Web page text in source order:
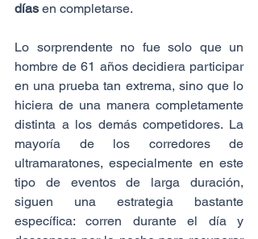
días en completarse.
Lo sorprendente no fue solo que un
hombre de 61 años decidiera participar
en una prueba tan extrema, sino que lo
hiciera de una manera completamente
distinta a los demás competidores. La
mayoría de los corredores de
ultramaratones, especialmente en este
tipo de eventos de larga duración,
siguen una estrategia bastante
específica: corren durante el día y